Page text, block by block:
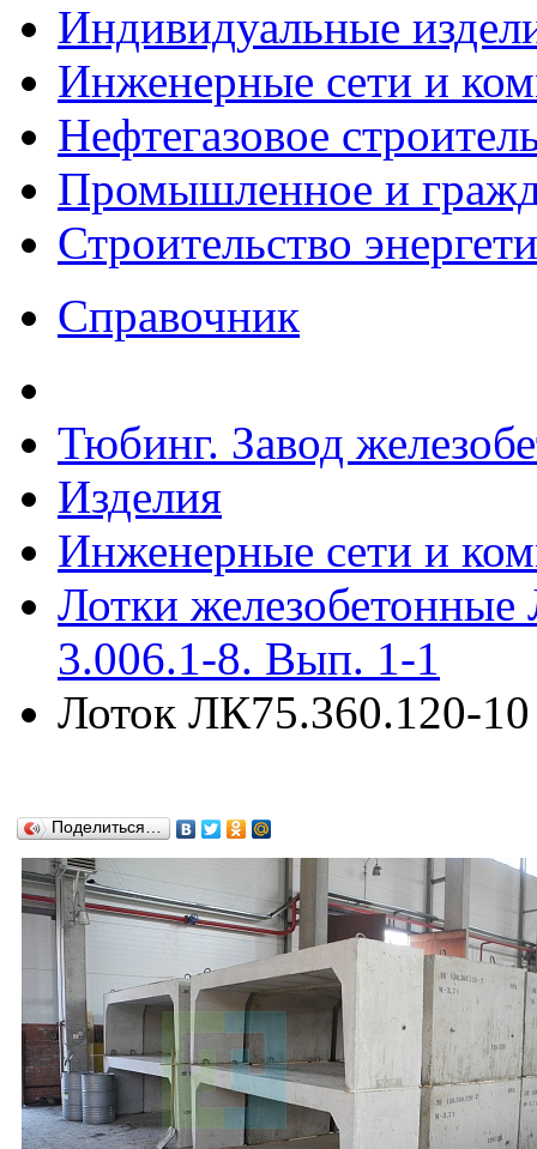
Индивидуальные
Инженерные сети и
Нефтегазовое
Промышленное и
Строительство
Справочник
Тюбинг. Завод
Изделия
Инженерные сети и
Лотки
3.006.1-8. Вып. 1-1
Лоток ЛК75.360.120-
Поделиться…